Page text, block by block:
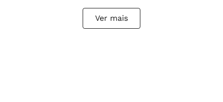
Ver mais